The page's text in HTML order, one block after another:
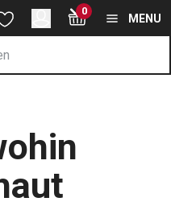
man schaut Seite
springen
springen 0
MENU